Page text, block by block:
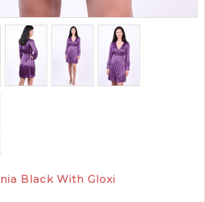
Black With Gloxi